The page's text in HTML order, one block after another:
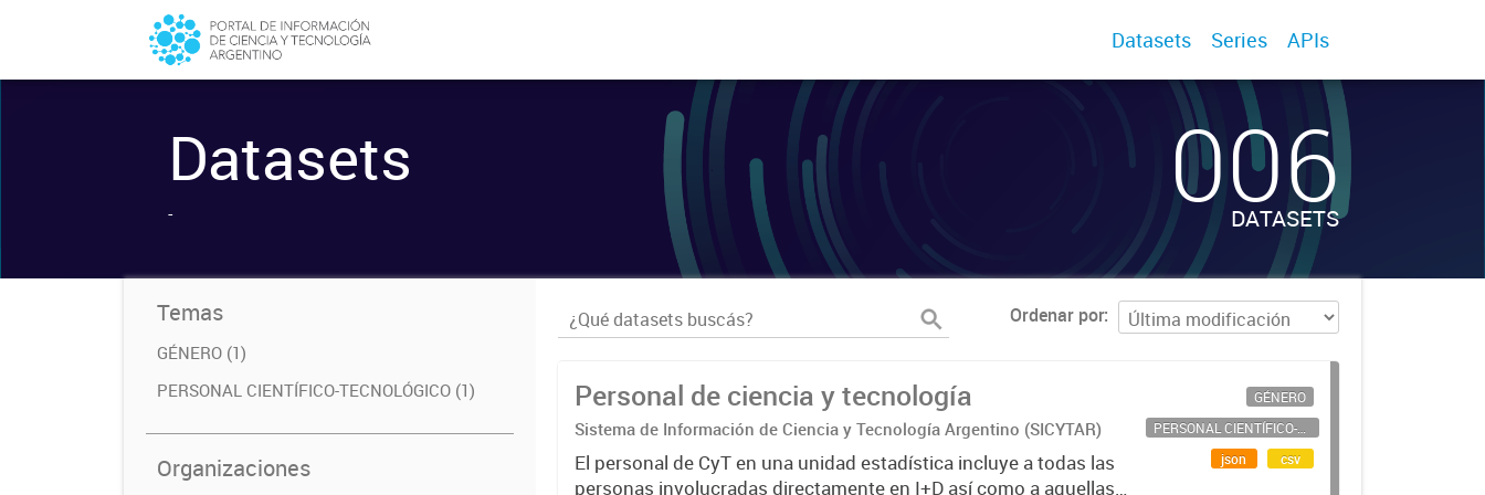
Datasets Series APIs
Datasets
- 006
DATASETS
Temas
GÉNERO (1)
PERSONAL CIENTÍFICO-TECNOLÓGICO (1)
Organizaciones
Ordenar por
Personal de ciencia y tecnología
Sistema de Información de Ciencia y Tecnología Argentino (SICYTAR)
El personal de CyT en una unidad estadística incluye a todas las
personas involucradas directamente en I+D así como a aquellas
GÉNERO
PERSONAL CIENTÍFICO-TECNOLÓGICO
json
csv